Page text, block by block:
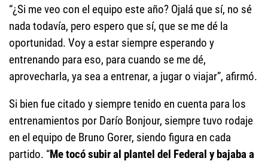
“¿Si me veo con el equipo este año? Ojalá que sí, no sé
nada todavía, pero espero que sí, que se me dé la
oportunidad. Voy a estar siempre esperando y
entrenando para eso, para cuando se me dé,
aprovecharla, ya sea a entrenar, a jugar o viajar”, afirmó.
Si bien fue citado y siempre tenido en cuenta para los
entrenamientos por Darío Bonjour, siempre tuvo rodaje
en el equipo de Bruno Gorer, siendo figura en cada
partido. “Me tocó subir al plantel del Federal y bajaba a